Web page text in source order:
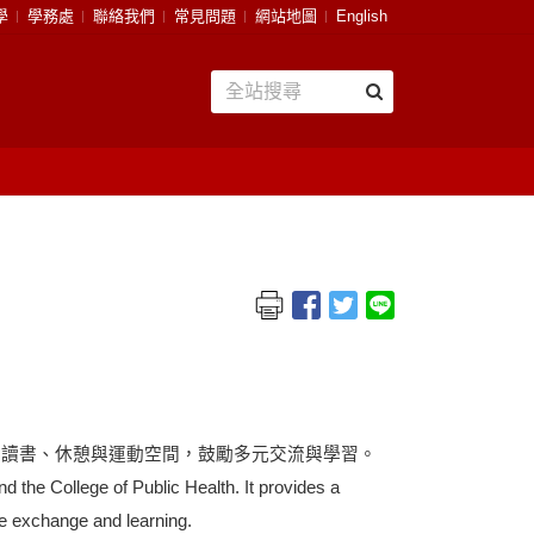
學務處 聯絡我們 常見問題 網站地圖 English
書、休憩與運動空間，鼓勵多元交流與學習。
the College of Public Health. It provides a
exchange and learning.